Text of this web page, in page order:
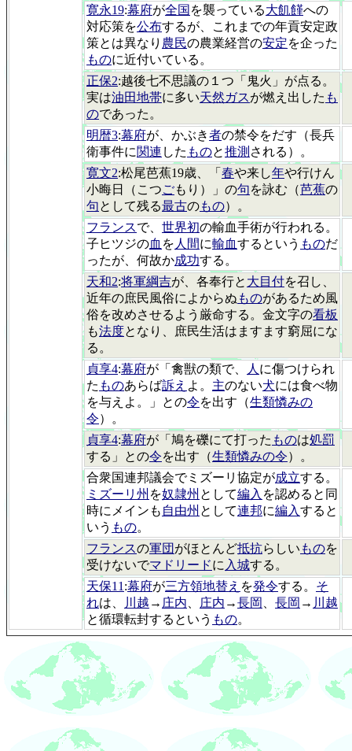
寛永19:幕府が全国 を襲っている大飢饉への
対応策を公布するが、これまでの年貢安定政
策とは異なり 農民の農業経営の安定を企った
ものに近付いている。
正保2:越後七不思議の１つ「鬼火」が点る。
実は油田地帯に多い天然ガスが燃え出した も
のであった。
明暦3:幕府が、かぶき者の禁令をだす（長兵
衛事件に関連 した ものと推測 される）。
寛文2:松尾芭蕉19歳、「 春や来し年や行けん
小晦日（こつごもり）」の句を詠む（芭蕉の
句として残る最古のもの）。
フランスで、 世界初の輸血手術が行われる。
子ヒツジの血 を 人間に輸血するという ものだ
ったが、何故か成功する。
天和2:将軍綱吉が、各奉行と 大目付を召し、
近年の庶民風俗によからぬ ものがあるため風
俗を改めさせるよう厳命する。金文字の看板
も法度となり、庶民生活はますます窮屈にな
る。
貞享4:幕府が「禽獣の類で、 人 に傷つけられ
た ものあらば訴え よ。 主のない犬には食べ物
を与えよ。」との令を出す（生類憐みの
令）。
貞享4:幕府が「鳩を礫にて打った ものは処罰
する」との令を出す（生類憐みの令）。
合衆国連邦議会でミズーリ協定が成立する。
ミズーリ州 を奴隷州 として編入 を認めると同
時にメインも 自由州 として連邦に編入すると
いう もの。
フランスの軍団 がほとんど抵抗らしい ものを
受けないでマドリードに 入城する。
天保11 :幕府が三方領地替え を発令する。 そ
れは、 川越 → 庄内 庄内 →長岡 長岡 → 川越
と循環転封するという もの。